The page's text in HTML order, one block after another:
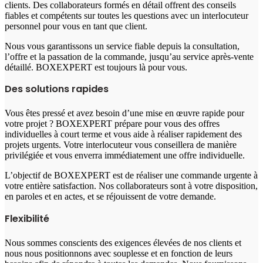
clients. Des collaborateurs formés en détail offrent des conseils
fiables et compétents sur toutes les questions avec un interlocuteur
personnel pour vous en tant que client.
Nous vous garantissons un service fiable depuis la consultation,
l’offre et la passation de la commande, jusqu’au service après-vente
détaillé. BOXEXPERT est toujours là pour vous.
Des solutions rapides
Vous êtes pressé et avez besoin d’une mise en œuvre rapide pour
votre projet ? BOXEXPERT prépare pour vous des offres
individuelles à court terme et vous aide à réaliser rapidement des
projets urgents. Votre interlocuteur vous conseillera de manière
privilégiée et vous enverra immédiatement une offre individuelle.
L’objectif de BOXEXPERT est de réaliser une commande urgente à
votre entière satisfaction. Nos collaborateurs sont à votre disposition,
en paroles et en actes, et se réjouissent de votre demande.
Flexibilité
Nous sommes conscients des exigences élevées de nos clients et
nous nous positionnons avec souplesse et en fonction de leurs